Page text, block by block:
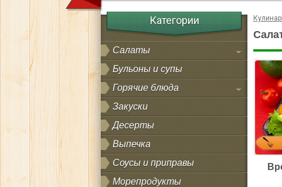
Категории
Салаты
Бульоны и супы
Горячие блюда
Закуски
Десерты
Выпечка
Соусы и приправы
Морепродукты